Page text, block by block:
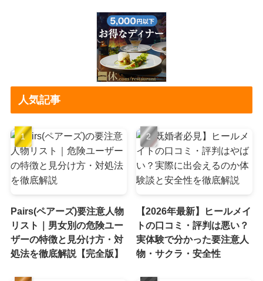
人気記事
Pairs(ペアーズ)要注意人物
リスト｜男女別の危険ユー
ザーの特徴と見分け方・対
処法を徹底解説【完全版】
【2026年最新】ヒールメイ
トの口コミ・評判は悪い？
実体験で分かった要注意人
物・サクラ・安全性